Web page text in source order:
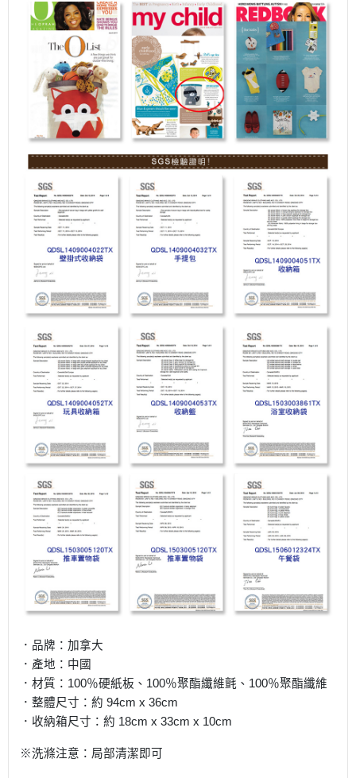
．品牌：加拿大
．產地：中國
．材質：100％硬紙板、100％聚酯纖維氈、100％聚酯纖維
．整體尺寸：約 94cm x 36cm
．收納箱尺寸：約 18cm x 33cm x 10cm
※洗滌注意：局部清潔即可